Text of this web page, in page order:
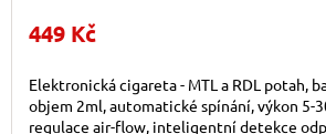
449 Kč
Elektronická cigareta - MTL a RDL potah,
objem 2ml, automatické spínání, výkon 5-
regulace air-flow, inteligentní detekce